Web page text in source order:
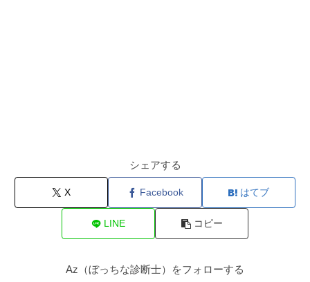
シェアする
X Facebook はてブ
LINE コピー
Az（ぼっちな診断士）をフォローする